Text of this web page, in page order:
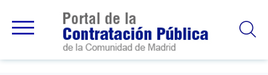
principal